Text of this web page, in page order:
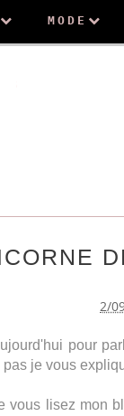
MODE
2/
pour
je vous
vous lisez mon